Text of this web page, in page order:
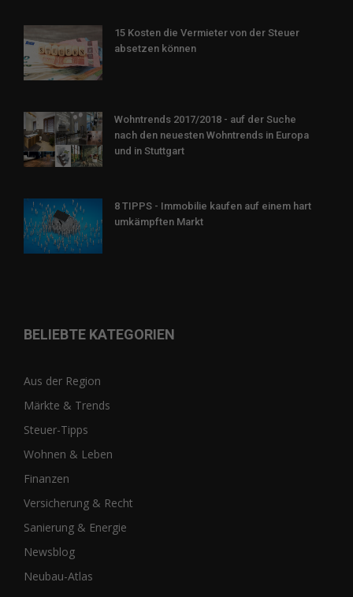
15 Kosten die Vermieter von der Steuer
absetzen können
Wohntrends 2017/2018 - auf der Suche
nach den neuesten Wohntrends in Europa
und in Stuttgart
8 TIPPS - Immobilie kaufen auf einem hart
umkämpften Markt
BELIEBTE KATEGORIEN
Aus der Region
Märkte & Trends
Steuer-Tipps
Wohnen & Leben
Finanzen
Versicherung & Recht
Sanierung & Energie
Newsblog
Neubau-Atlas